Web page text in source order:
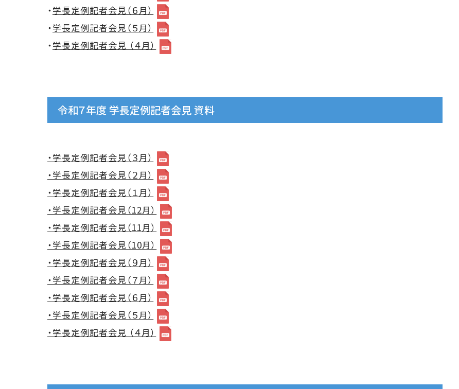
・学長定例記者会見（６月）
・学長定例記者会見（５月）
・学長定例記者会見 （４月）
令和７年度 学長定例記者会見 資料
・学長定例記者会見（３月）
・学長定例記者会見（２月）
・学長定例記者会見（１月）
・学長定例記者会見（12月）
・学長定例記者会見（11月）
・学長定例記者会見（10月）
・学長定例記者会見（９月）
・学長定例記者会見（７月）
・学長定例記者会見（６月）
・学長定例記者会見（５月）
・学長定例記者会見 （４月）